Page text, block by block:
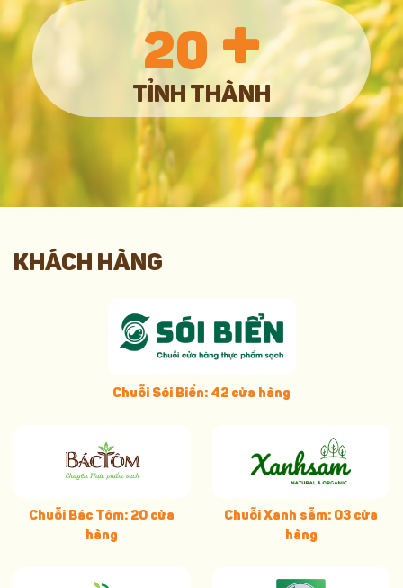
20 +
TỈNH THÀNH
KHÁCH HÀNG
Chuỗi Sói Biển: 42 cửa hàng
Chuỗi Bác Tôm: 20 cửa
hàng
Chuỗi Xanh sẫm: 03 cửa
hàng